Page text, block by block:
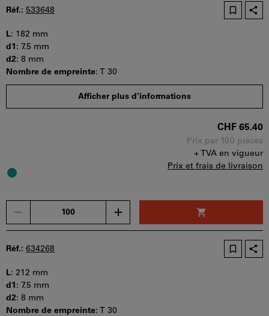
d'achat
être
utilisé
par
panier.
Réf.: 533648
L: 182 mm
d1 : 7.5 mm
d2: 8 mm
Nombre de empreinte: T 30
Quantité minimale de commande : 100 pièces
Etapes de la commande : 100 pièces
Afficher plus d’informations
CHF 65.40
Prix par 100 pièces
+ TVA en vigueur
Prix et frais de livraison
bon
d'achat
être
utilisé
par
panier.
Réf.: 634268
L: 212 mm
d1 : 7.5 mm
d2: 8 mm
Nombre de empreinte: T 30